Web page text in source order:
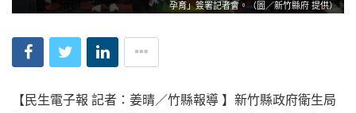
孕育」簽署記者會。（圖／新竹縣府 提供）
【民生電子報 記者：姜晴／竹縣報導 】新竹縣政府衛生局